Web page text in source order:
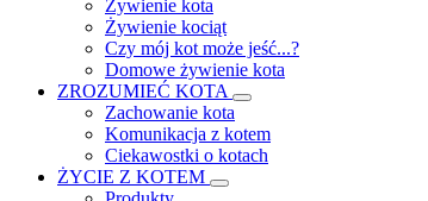
Żywienie kota
Żywienie kociąt
Czy mój kot może jeść...?
Domowe żywienie kota
ZROZUMIEĆ KOTA
Zachowanie kota
Komunikacja z kotem
Ciekawostki o kotach
ŻYCIE Z KOTEM